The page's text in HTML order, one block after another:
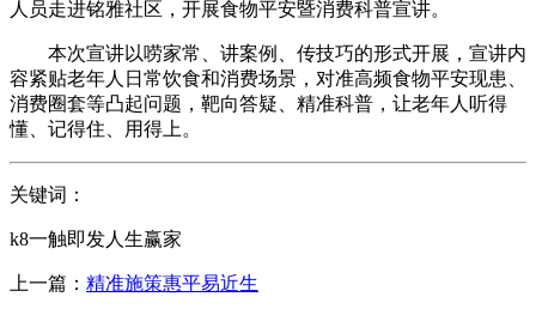
人员走进铭雅社区，开展食物平安暨消费科普宣讲。
本次宣讲以唠家常、讲案例、传技巧的形式开展，宣讲内
容紧贴老年人日常饮食和消费场景，对准高频食物平安现患、
消费圈套等凸起问题，靶向答疑、精准科普，让老年人听得
懂、记得住、用得上。
关键词：
k8一触即发人生赢家
上一篇： 精准施策惠平易近生